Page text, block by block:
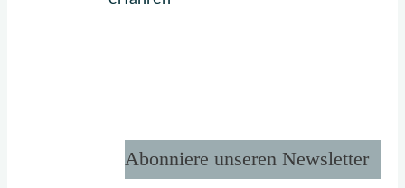
Abonniere unseren Newsletter